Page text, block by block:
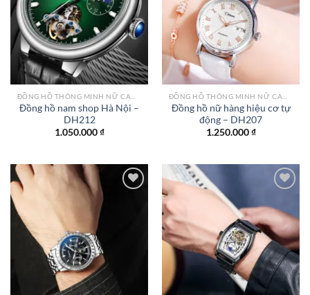
Add to
wishlist
Đồng hồ nam shop Hà Nội –
DH212
1.050.000₫
Add to
wishlist
Đồng hồ nữ hàng hiệu cơ tự
động – DH207
1.250.000₫
Add to
wishlist